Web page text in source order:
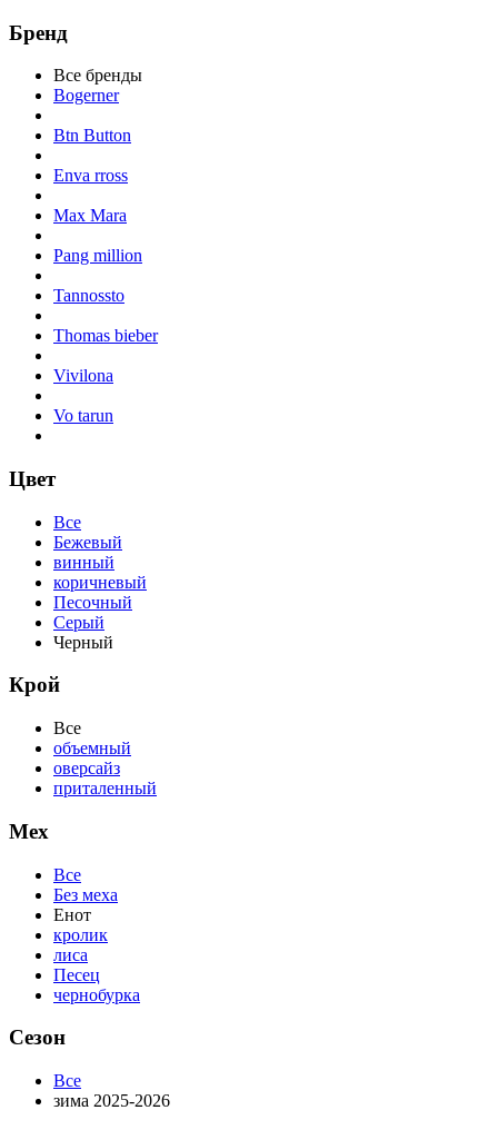
Бренд
Все бренды
Bogerner
Btn Button
Enva rross
Max Mara
Pang million
Tannossto
Thomas bieber
Vivilona
Vo tarun
Цвет
Все
Бежевый
винный
коричневый
Песочный
Серый
Черный
Крой
Все
объемный
оверсайз
приталенный
Мех
Все
Без меха
Енот
кролик
лиса
Песец
чернобурка
Сезон
Все
зима 2025-2026